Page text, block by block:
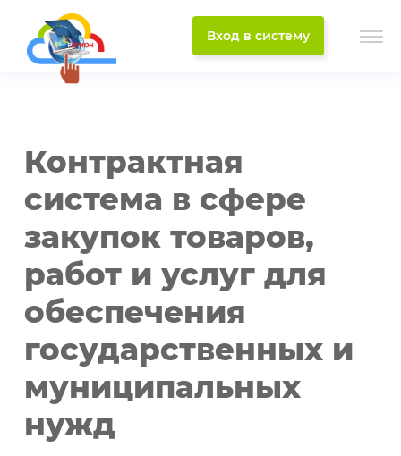
Вход в систему
Контрактная
система в сфере
закупок товаров,
работ и услуг для
обеспечения
государственных и
муниципальных
нужд